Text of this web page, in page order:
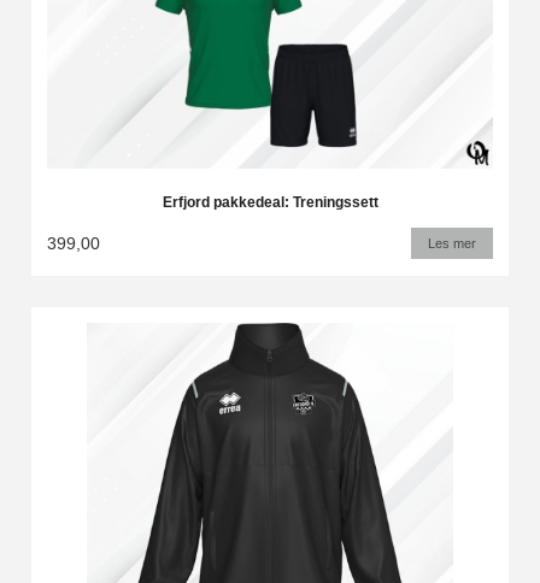
Erfjord pakkedeal: Treningssett
399,00 Les mer